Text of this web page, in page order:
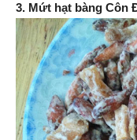
3. Mứt hạt bàng Côn